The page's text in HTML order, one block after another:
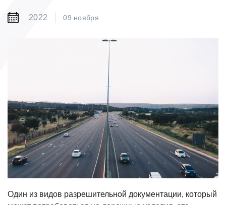
2022 09 ноября
Один из видов разрешительной документации, который